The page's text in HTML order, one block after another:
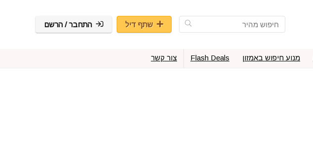
שתף דיל התחבר / הרשם
מנוע חיפוש באמזון Flash Deals צור קשר